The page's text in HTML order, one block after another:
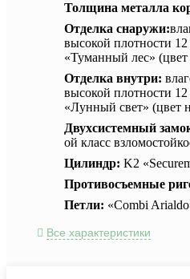
Толщина металла
Отделка снаружи:
высокой плотности
«Туманный лес»
Отделка внутри:
высокой плотности
«Лунный свет» (цвет
Двухсистемный
ой класс
Цилиндр: K2
Противосъемные
Петли: «Combi
Все характеристики